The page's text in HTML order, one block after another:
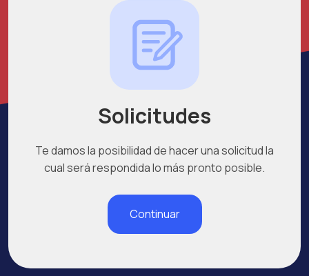
Solicitudes
Te damos la posibilidad de hacer una solicitud la
cual será respondida lo más pronto posible.
Continuar